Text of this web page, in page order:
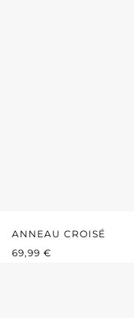
ANNEAU CROISÉ
PRIX RÉGULIER :
69,99 €